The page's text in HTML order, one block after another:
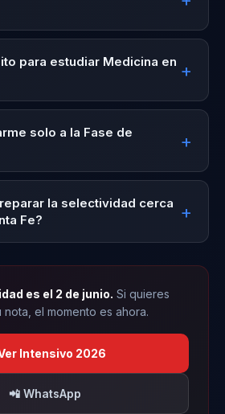
y Dirección de
para estudiar Medicina en
solo a la Fase de
la selectividad cerca
Fe?
es el 2 de junio. Si quieres
nota, el momento es ahora.
Intensivo 2026
📲 WhatsApp